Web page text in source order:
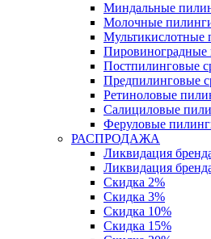
Миндальные
Молочные
Мультикислотные
Пировиноградные
Постпилинговые
Предпилинговые
Ретиноловые
Салициловые
Феруловые
РАСПРОДАЖА
Ликвидация
Ликвидация
Скидка 2%
Скидка 3%
Скидка 10%
Скидка 15%